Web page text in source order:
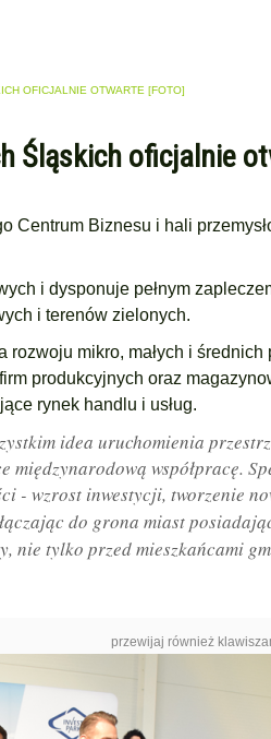
OFICJALNIE OTWARTE [FOTO]
Śląskich oficjalnie
Biznesu i hali
i dysponuje pełnym
i terenów zielonych.
rozwoju mikro, małych i
produkcyjnych oraz
rynek handlu i usług.
idea uruchomienia
współpracę.
- wzrost inwestycji, tworzenie
do grona miast
nie tylko przed mieszkańcami
przewijaj również